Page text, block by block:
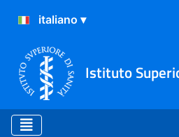
Istituto